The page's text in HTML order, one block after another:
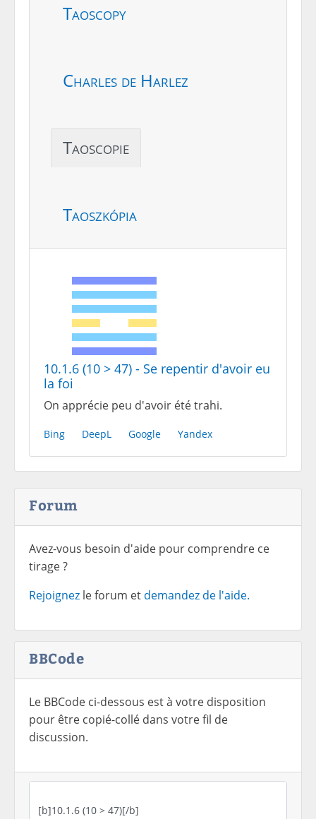
Taoscopy
Charles de Harlez
Taoscopie
Taoszkópia
10.1.6 (10 > 47) - Se repentir d'avoir eu
la foi
On apprécie peu d'avoir été trahi.
Bing DeepL Google Yandex
Forum
Avez-vous besoin d'aide pour comprendre ce
tirage ?
Rejoignez le forum et demandez de l'aide.
BBCode
Le BBCode ci-dessous est à votre disposition
pour être copié-collé dans votre fil de
discussion.